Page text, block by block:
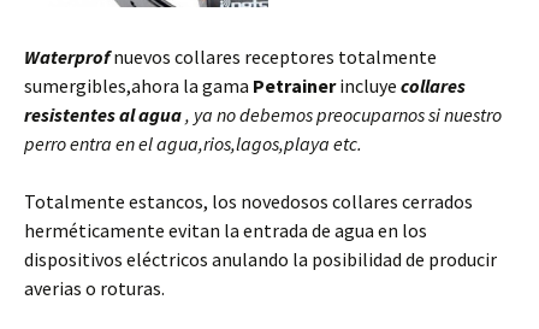
Waterprofnuevos collares receptores totalmente
sumergibles,ahora la gama Petrainerincluye collares
resistentes al agua, ya no debemos preocuparnos si nuestro
perro entra en el agua,rios,lagos,playa etc.
Totalmente estancos, los novedosos collares cerrados
herméticamente evitan la entrada de agua en los
dispositivos eléctricos anulando la posibilidad de producir
averias o roturas.